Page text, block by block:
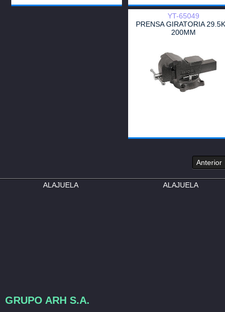
YT-65049
PRENSA GIRATORIA
200MM
Anterior
ALAJUELA ALAJUELA
GRUPO ARH S.A.